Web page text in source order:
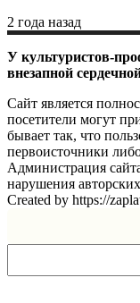
2 года назад
У культуристов-
внезапной
Сайт является
посетители могут
бывает так, что
первоисточники
Администрация
нарушения
Created by https://